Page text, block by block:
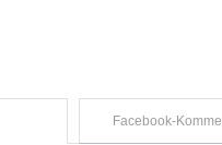
Facebook-